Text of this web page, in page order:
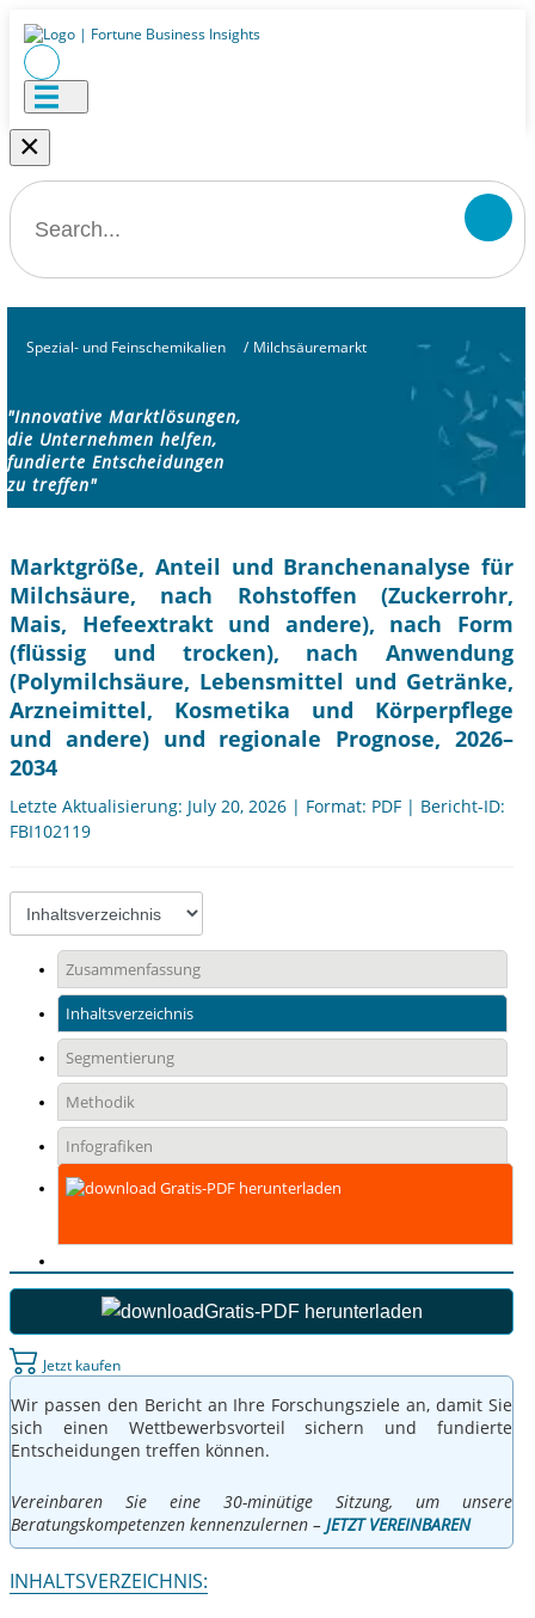
×
Spezial- und Feinschemikalien / Milchsäuremarkt
"Innovative Marktlösungen,
die Unternehmen helfen,
fundierte Entscheidungen
zu treffen"
Marktgröße, Anteil und Branchenanalyse für
Milchsäure, nach Rohstoffen (Zuckerrohr,
Mais, Hefeextrakt und andere), nach Form
(flüssig und trocken), nach Anwendung
(Polymilchsäure, Lebensmittel und Getränke,
Arzneimittel, Kosmetika und Körperpflege
und andere) und regionale Prognose, 2026–
2034
Letzte Aktualisierung: July 20, 2026 | Format: PDF | Bericht-ID:
FBI102119
Zusammenfassung
Inhaltsverzeichnis
Segmentierung
Methodik
Infografiken
Gratis-PDF herunterladen
Gratis-PDF herunterladen
Jetzt kaufen
Wir passen den Bericht an Ihre Forschungsziele an, damit Sie
sich einen Wettbewerbsvorteil sichern und fundierte
Entscheidungen treffen können.
Vereinbaren Sie eine 30-minütige Sitzung, um unsere
Beratungskompetenzen kennenzulernen – JETZT VEREINBAREN
INHALTSVERZEICHNIS: